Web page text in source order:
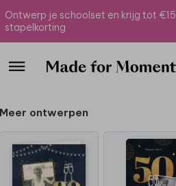
Ontwerp je schoolset en krijg tot €15
stapelkorting
Meer ontwerpen